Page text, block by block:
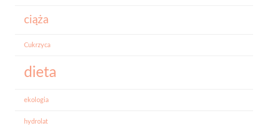
ciąża
Cukrzyca
dieta
ekologia
hydrolat